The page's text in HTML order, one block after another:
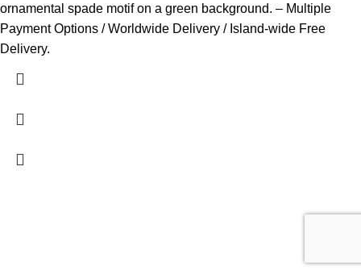
ornamental spade motif on a green background. – Multiple
Payment Options / Worldwide Delivery / Island-wide Free
Delivery.